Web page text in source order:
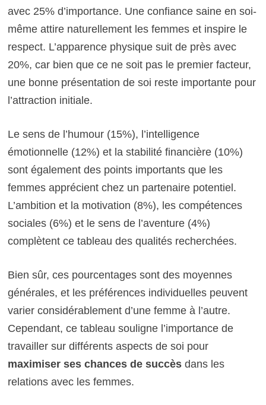
avec 25% d’importance. Une confiance saine en soi-
même attire naturellement les femmes et inspire le
respect. L’apparence physique suit de près avec
20%, car bien que ce ne soit pas le premier facteur,
une bonne présentation de soi reste importante pour
l’attraction initiale.
Le sens de l’humour (15%), l’intelligence
émotionnelle (12%) et la stabilité financière (10%)
sont également des points importants que les
femmes apprécient chez un partenaire potentiel.
L’ambition et la motivation (8%), les compétences
sociales (6%) et le sens de l’aventure (4%)
complètent ce tableau des qualités recherchées.
Bien sûr, ces pourcentages sont des moyennes
générales, et les préférences individuelles peuvent
varier considérablement d’une femme à l’autre.
Cependant, ce tableau souligne l’importance de
travailler sur différents aspects de soi pour
maximiser ses chances de succèsdans les
relations avec les femmes.